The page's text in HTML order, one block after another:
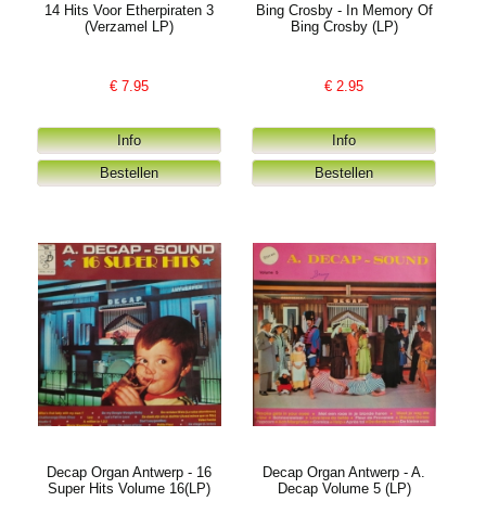
14 Hits Voor Etherpiraten 3
(Verzamel LP)
€7.95
Bing Crosby - In Memory Of
Bing Crosby (LP)
€ 2.95
Decap Organ Antwerp - 16
Super Hits Volume 16(LP)
Decap Organ Antwerp - A.
Decap Volume 5 (LP)